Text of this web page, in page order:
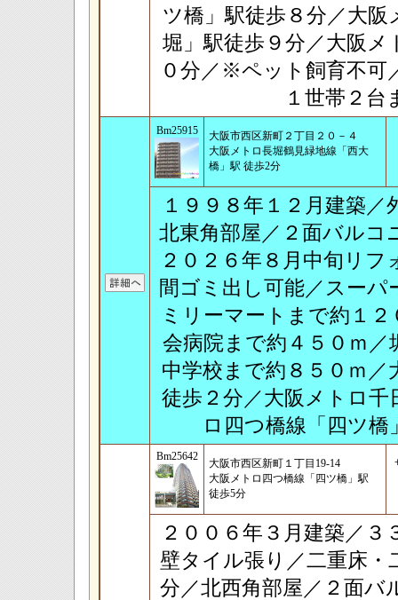
ツ橋」駅徒歩８分／大
堀」駅徒歩９分／大阪メ
０分／※ペット飼育不
１世帯２
Bm25915
大阪市西区新町２丁目２０－４
大阪メトロ長堀鶴見緑地線「西大
橋」駅 徒歩2分
１９９８年１２月建築
北東角部屋／２面バルコ
２０２６年８月中旬リ
間ゴミ出し可能／スー
ミリーマートまで約１
会病院まで約４５０ｍ／
中学校まで約８５０ｍ／
徒歩２分／大阪メトロ千
ロ四つ橋線「四ツ
Bm25642
大阪市西区新町１丁目19-14
大阪メトロ四つ橋線「四ツ橋」駅
徒歩5分
２００６年３月建築／
壁タイル張り／二重床・
分／北西角部屋／２面バ